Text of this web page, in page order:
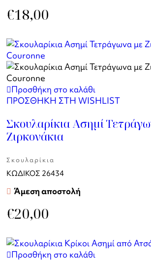
€18,00
Προσθήκη στο καλάθι
ΠΡΟΣΘΗΚΗ ΣΤΗ WISHLIST
Σκουλαρίκια Ασημί
Ζιρκονάκια
Σκουλαρίκια
ΚΩΔΙΚΟΣ 26434
Άμεση αποστολή
€20,00
Προσθήκη στο καλάθι